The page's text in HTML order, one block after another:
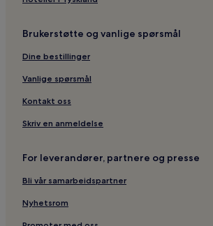
Brukerstøtte og vanlige spørsmål
Dine bestillinger
Vanlige spørsmål
Kontakt oss
Skriv en anmeldelse
For leverandører, partnere og presse
Bli vår samarbeidspartner
Nyhetsrom